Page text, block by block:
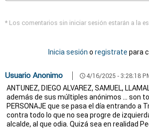
* Los comentarios sin iniciar sesión estarán a la
Inicia sesión o registrate para
Usuario Anonimo schedule 4/16/2025 - 3:28:18
ANTUNEZ, DIEGO ALVAREZ, SAMUEL,
además de sus múltiples anónimos ... son
PERSONAJE que se pasa el día entrando a
contra todo lo que no sea progre de
alcalde, al que odia. Quizá sea en realidad